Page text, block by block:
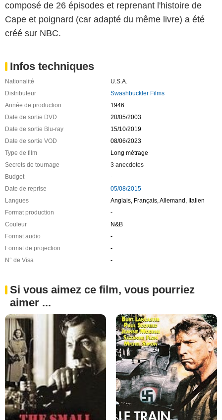
composé de 26 épisodes et reprenant l'histoire de
Cape et poignard (car adapté du même livre) a été
créé sur NBC.
Infos techniques
Nationalité
U.S.A.
Distributeur
Swashbuckler Films
Année de production
1946
Date de sortie DVD
20/05/2003
Date de sortie Blu-ray
15/10/2019
Date de sortie VOD
08/06/2023
Type de film
Long métrage
Secrets de tournage
3 anecdotes
Budget
-
Date de reprise
05/08/2015
Langues
Anglais, Français, Allemand, Italien
Format production
-
Couleur
N&B
Format audio
-
Format de projection
-
N° de Visa
-
Si vous aimez ce film, vous pourriez
aimer ...